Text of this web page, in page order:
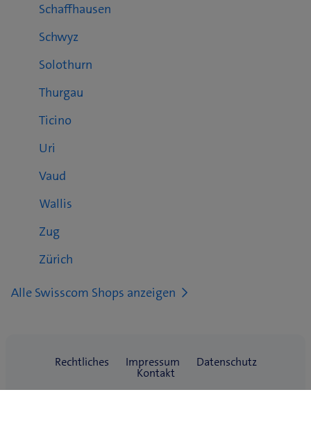
Schaffhausen
Schwyz
Solothurn
Thurgau
Ticino
Uri
Vaud
Wallis
Zug
Zürich
Alle Swisscom Shops anzeigen